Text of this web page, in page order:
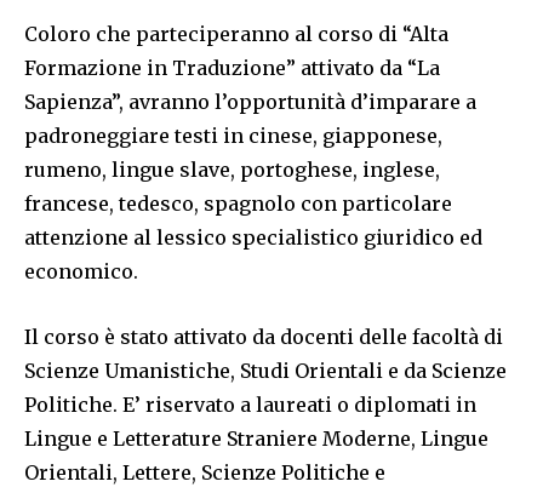
Coloro che parteciperanno al corso di “Alta
Formazione in Traduzione” attivato da “La
Sapienza”, avranno l’opportunità d’imparare a
padroneggiare testi in cinese, giapponese,
rumeno, lingue slave, portoghese, inglese,
francese, tedesco, spagnolo con particolare
attenzione al lessico specialistico giuridico ed
economico.
Il corso è stato attivato da docenti delle facoltà di
Scienze Umanistiche, Studi Orientali e da Scienze
Politiche. E’ riservato a laureati o diplomati in
Lingue e Letterature Straniere Moderne, Lingue
Orientali, Lettere, Scienze Politiche e